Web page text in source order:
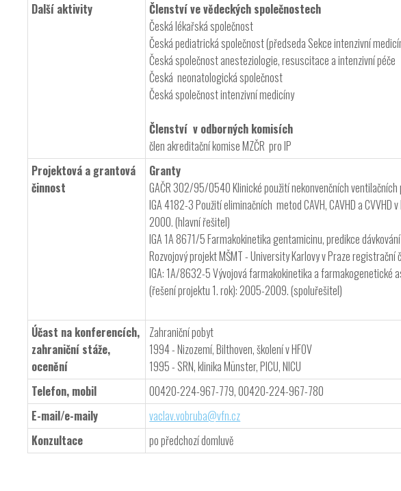
Další aktivity
Členství ve vědeckých společnostech
Česká lékařská společnost
Česká pediatrická společnost (předseda Sekce intenzivní
Česká společnost anesteziologie, resuscitace a intenzivní péče
Česká neonatologická společnost
Česká společnost intenzivní medicíny
Členství v odborných komisích
člen akreditační komise MZČR pro IP
Projektová a grantová
činnost
Granty
GAČR 302/95/0540 Klinické použití nekonvenčních
IGA 4182-3 Použití eliminačních metod CAVH, CAVHD a
2000. (hlavní řešitel)
IGA 1A 8671/5 Farmakokinetika gentamicinu, predikce
Rozvojový projekt MŠMT - University Karlovy v Praze
IGA: 1A/8632-5 Vývojová farmakokinetika a farmakogenetické
(řešení projektu 1. rok): 2005-2009. (spoluřešitel)
Účast na konferencích,
zahraniční stáže,
ocenění
Zahraniční pobyt
1994 - Nizozemí, Bilthoven, školení v HFOV
1995 - SRN, klinika Münster, PICU, NICU
Telefon, mobil
00420-224-967-779, 00420-224-967-780
E-mail/e-maily
vaclav.vobruba@vfn.cz
Konzultace
po předchozí domluvě